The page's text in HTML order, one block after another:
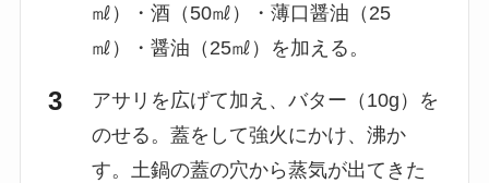
㎖）・酒（50㎖）・薄口醤油（25
㎖）・醤油（25㎖）を加える。
アサリを広げて加え、バター（10g）を
のせる。蓋をして強火にかけ、沸か
す。土鍋の蓋の穴から蒸気が出てきた